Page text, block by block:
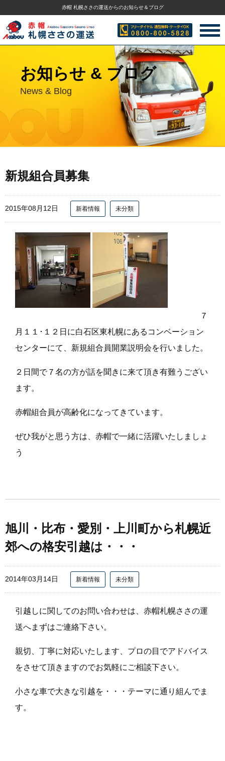
赤帽 札幌ささの運送からのお知らせ＆ブログ
お知らせ & ブログ
News & Blog
新規組合員募集
2015年08月12日 新着情報 未分類
７
月１１･１２日に白石区東札幌にあるコンベーション
センターにて、新規組合員開業説明会を行いました。
２日間で７名の方が話を聞きに来て頂き有難うござい
ます。
赤帽組合員が高齢化になってきています。
ぜひ我がと思う方は、赤帽で一緒に活躍いたしましょ
う
旭川・比布・愛別・上川町から札幌近
郊への格安引越は・・・
2014年03月14日 新着情報 未分類
引越しに関してのお問い合わせは、赤帽札幌ささの運
送へまずはご連絡下さい。
親切、丁寧に対応いたします、プロの目でアドバイス
をさせて頂きますのでお気軽にご相談下さい。
小さな車で大きな引越を・・・テーマに通り組んでま
す。